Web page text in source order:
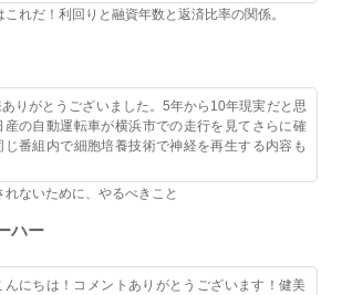
れだ！利回りと融資年数と返済比率の関係。
りがとうございました。5年から10年現実だと思
産の自動運転車が横浜市での走行を見てさらに確
番組内で細胞培養技術で神経を再生する内容も
ないために、やるべきこと
ハー
んにちは！コメントありがとうございます！健美